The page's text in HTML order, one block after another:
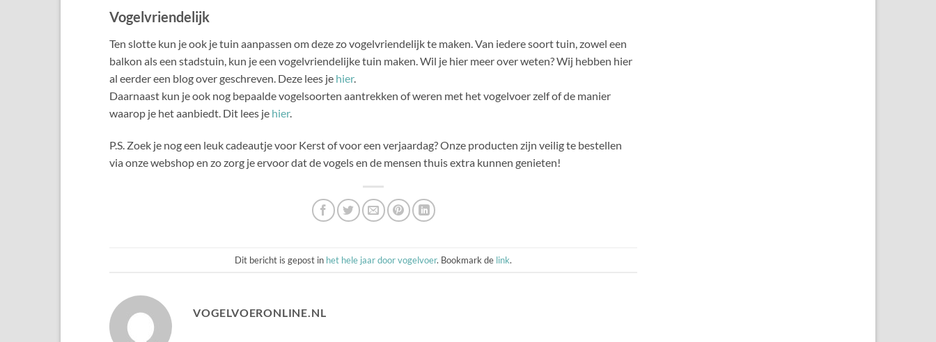
Vogelvriendelijk
Ten slotte kun je ook je tuin aanpassen om deze zo vogelvriendelijk te maken. Van iedere soort tuin, zowel een
balkon als een stadstuin, kun je een vogelvriendelijke tuin maken. Wil je hier meer over weten? Wij hebben hier
al eerder een blog over geschreven. Deze lees je hier.
Daarnaast kun je ook nog bepaalde vogelsoorten aantrekken of weren met het vogelvoer zelf of de manier
waarop je het aanbiedt. Dit lees je hier.
P.S. Zoek je nog een leuk cadeautje voor Kerst of voor een verjaardag? Onze producten zijn veilig te bestellen
via onze webshop en zo zorg je ervoor dat de vogels en de mensen thuis extra kunnen genieten!
Dit bericht is gepost in het hele jaar door vogelvoer. Bookmark de link.
VOGELVOERONLINE.NL